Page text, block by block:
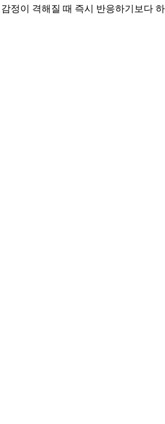
정이 격해질 때 즉시 반응하기보다